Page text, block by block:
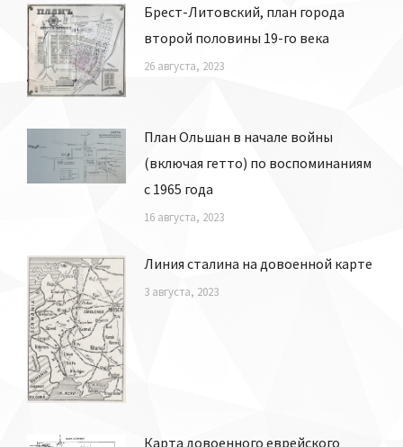
Брест-Литовский, план города
второй половины 19-го века
26 августа, 2023
План Ольшан в начале войны
(включая гетто) по воспоминаниям
с 1965 года
16 августа, 2023
Линия сталина на довоенной карте
3 августа, 2023
Карта довоенного еврейского